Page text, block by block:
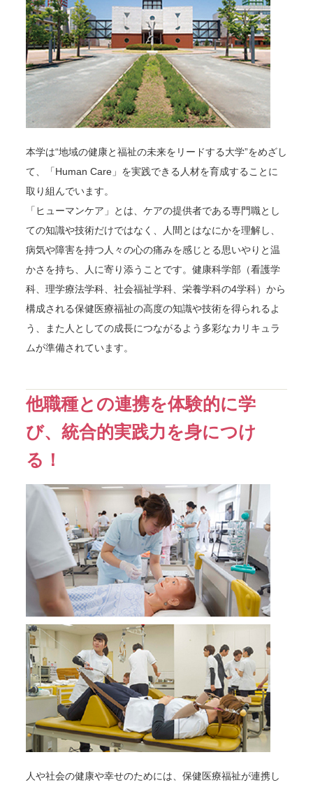
本学は“地域の健康と福祉の未来をリードする大学”をめざし
て、「Human Care」を実践できる人材を育成することに
取り組んでいます。
「ヒューマンケア」とは、ケアの提供者である専門職とし
ての知識や技術だけではなく、人間とはなにかを理解し、
病気や障害を持つ人々の心の痛みを感じとる思いやりと温
かさを持ち、人に寄り添うことです。健康科学部（看護学
科、理学療法学科、社会福祉学科、栄養学科の4学科）から
構成される保健医療福祉の高度の知識や技術を得られるよ
う、また人としての成長につながるよう多彩なカリキュラ
ムが準備されています。
他職種との連携を体験的に学
び、統合的実践力を身につけ
る！
人や社会の健康や幸せのためには、保健医療福祉が連携し